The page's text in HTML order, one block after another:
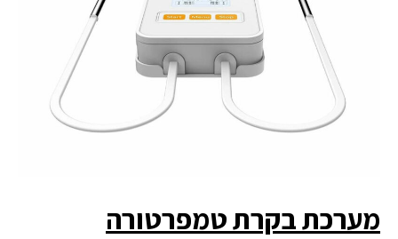
מערכת בקרת טמפרטורה